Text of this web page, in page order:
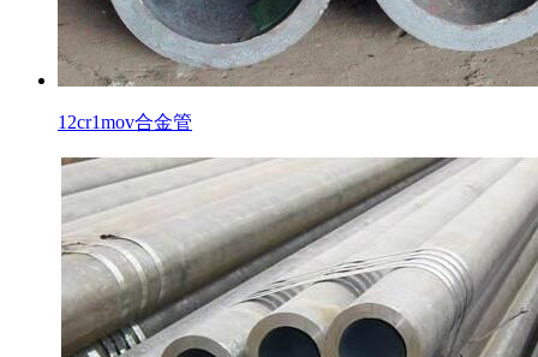
12cr1mov合金管